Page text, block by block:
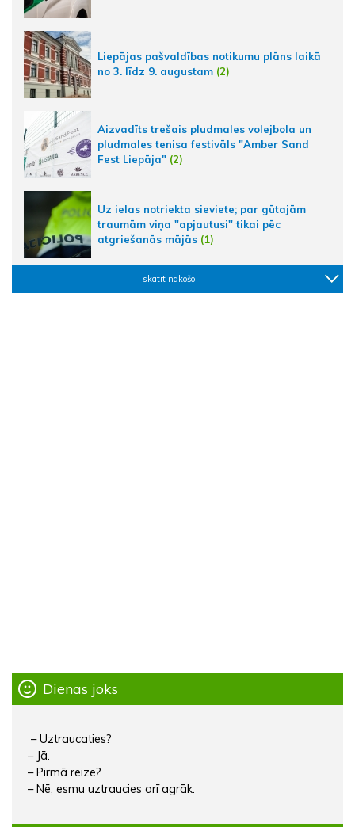
Liepājas pašvaldības notikumu plāns laikā
no 3. līdz 9. augustam (2)
Aizvadīts trešais pludmales volejbola un
pludmales tenisa festivāls "Amber Sand
Fest Liepāja" (2)
Uz ielas notriekta sieviete; par gūtajām
traumām viņa "apjautusi" tikai pēc
atgriešanās mājās (1)
skatīt nākošo
Dienas joks
– Uztraucaties?
– Jā.
– Pirmā reize?
– Nē, esmu uztraucies arī agrāk.